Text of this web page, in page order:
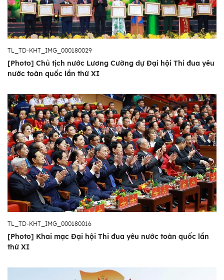
TL_TD-KHT_IMG_000180029
[Photo] Chủ tịch nước Lương Cường dự Đại hội Thi đua yêu
nước toàn quốc lần thứ XI
TL_TD-KHT_IMG_000180016
[Photo] Khai mạc Đại hội Thi đua yêu nước toàn quốc lần
thứ XI